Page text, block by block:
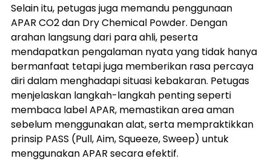
Selain itu, petugas juga memandu penggunaan
APAR CO2 dan Dry Chemical Powder. Dengan
arahan langsung dari para ahli, peserta
mendapatkan pengalaman nyata yang tidak hanya
bermanfaat tetapi juga memberikan rasa percaya
diri dalam menghadapi situasi kebakaran. Petugas
menjelaskan langkah-langkah penting seperti
membaca label APAR, memastikan area aman
sebelum menggunakan alat, serta mempraktikkan
prinsip PASS (Pull, Aim, Squeeze, Sweep) untuk
menggunakan APAR secara efektif.